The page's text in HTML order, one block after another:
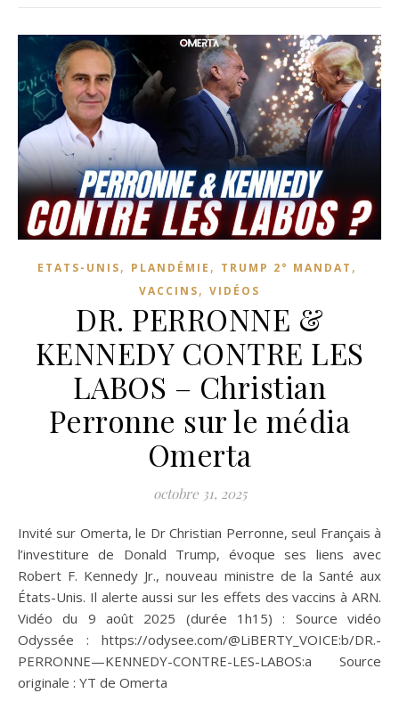
ETATS-UNIS, PLANDÉMIE , TRUMP 2° MANDAT ,
VACCINS, VIDÉOS
DR. PERRONNE &
KENNEDY CONTRE LES
LABOS – Christian
Perronne sur le média
Omerta
octobre 31, 2025
Invité sur Omerta, le Dr Christian Perronne, seul Français à
l’investiture de Donald Trump, évoque ses liens avec
Robert F. Kennedy Jr., nouveau ministre de la Santé aux
États-Unis. Il alerte aussi sur les effets des vaccins à ARN.
Vidéo du 9 août 2025 (durée 1h15) : Source vidéo
Odyssée : https://odysee.com/@LiBERTY_VOICE:b/DR.-
PERRONNE—KENNEDY-CONTRE-LES-LABOS:a Source
originale : YT de Omerta